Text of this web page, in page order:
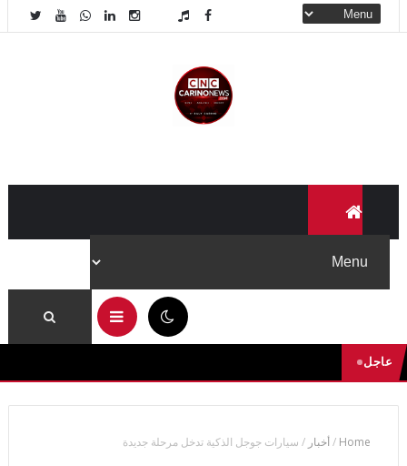
عاجل
Home
/أخبار / سيارات جوجل الذكية تدخل مرحلة جديدة